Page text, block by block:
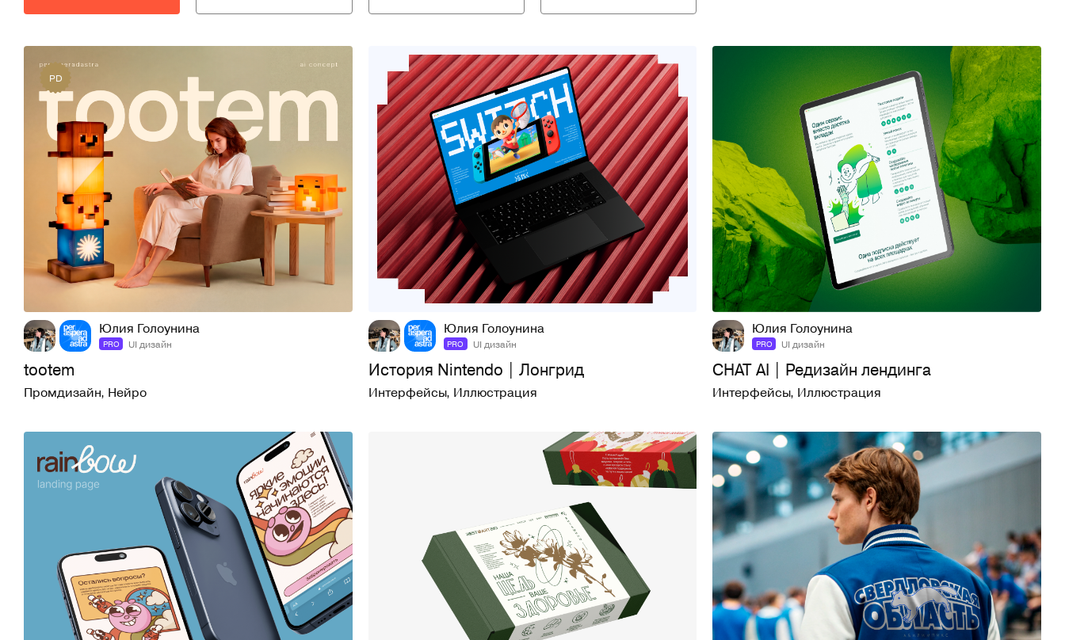
PD
88 653
Юлия Голоунина
PRO UI дизайн
tootem
Промдизайн, Нейро
27 415
Юлия Голоунина
PRO UI дизайн
История Nintendo | Лонгрид
Интерфейсы, Иллюстрация
11
Юлия Голоунина
PRO UI дизайн
CHAT AI | Редизайн лендинга
Интерфейсы, Иллюстрация